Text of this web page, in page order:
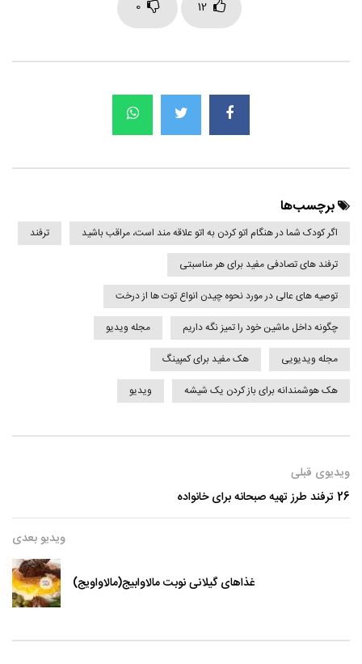
12
0
برچسب‌ها
اگر کودک شما در هنگام اتو کردن به اتو علاقه مند است، مراقب باشید
ترفند
ترفند های تصادفی مفید برای هر مناسبتی
توصیه های عالی در مورد نحوه چیدن انواع توت ها از درخت
چگونه داخل ماشین خود را تمیز نگه داریم
مجله ویدیو
مجله ویدیویی
هک مفید برای کمپینگ
هک هوشمندانه برای باز کردن یک شیشه
ویدیو
ویدیوی قبلی
26 ترفند طرز تهیه صبحانه برای خانواده
ویدیو بعدی
غذاهای گیلانی نوبت مالاوابیج(مالاواویج)